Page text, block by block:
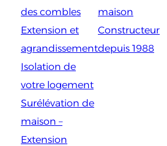
des combles
Extension et
agrandissement
Isolation de
votre logement
Surélévation de
maison –
Extension
maison
Constructeur
depuis 1988